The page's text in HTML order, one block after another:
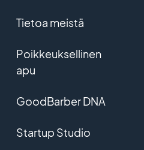
Tietoa meistä
Poikkeuksellinen
apu
GoodBarber DNA
Startup Studio